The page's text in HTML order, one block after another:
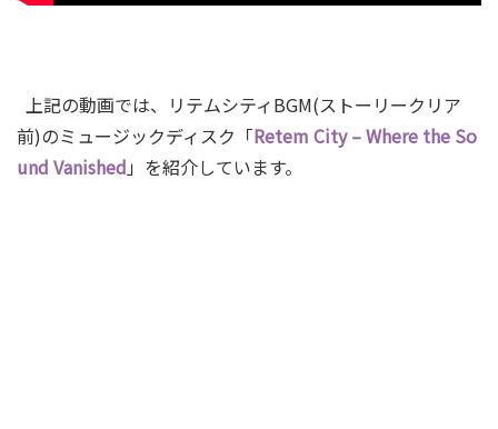
上記の動画では、リテムシティBGM(ストーリークリア
前)のミュージックディスク「Retem City – Where the So
und Vanished 」を紹介しています。